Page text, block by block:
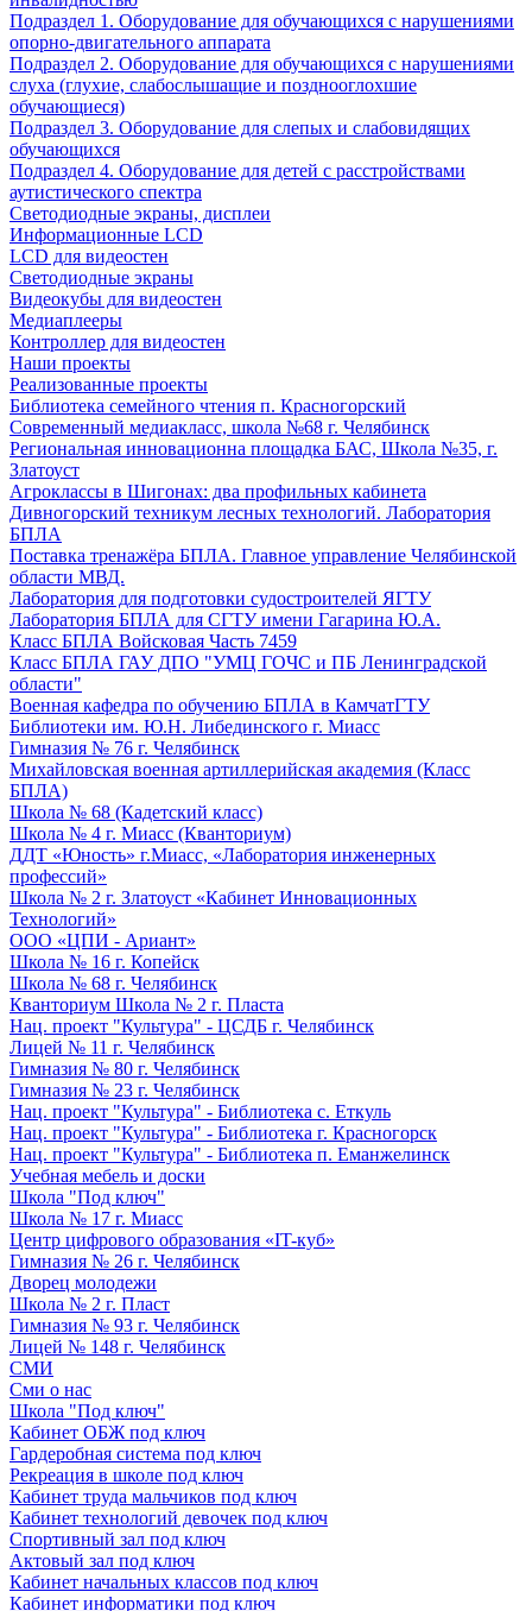
Подраздел 1. Оборудование для обучающихся с нарушениями
опорно-двигательного аппарата
Подраздел 2. Оборудование для обучающихся с нарушениями
слуха (глухие, слабослышащие и позднооглохшие
обучающиеся)
Подраздел 3. Оборудование для слепых и слабовидящих
обучающихся
Подраздел 4. Оборудование для детей с расстройствами
аутистического спектра
Светодиодные экраны, дисплеи
Информационные LCD
LCD для видеостен
Светодиодные экраны
Видеокубы для видеостен
Медиаплееры
Контроллер для видеостен
Наши проекты
Реализованные проекты
Библиотека семейного чтения п. Красногорский
Современный медиакласс, школа №68 г. Челябинск
Региональная инновационна площадка БАС, Школа №35, г.
Златоуст
Агроклассы в Шигонах: два профильных кабинета
Дивногорский техникум лесных технологий. Лаборатория
БПЛА
Поставка тренажёра БПЛА. Главное управление Челябинской
области МВД.
Лаборатория для подготовки судостроителей ЯГТУ
Лаборатория БПЛА для СГТУ имени Гагарина Ю.А.
Класс БПЛА Войсковая Часть 7459
Класс БПЛА ГАУ ДПО "УМЦ ГОЧС и ПБ Ленинградской
области"
Военная кафедра по обучению БПЛА в КамчатГТУ
Библиотеки им. Ю.Н. Либединского г. Миасс
Гимназия № 76 г. Челябинск
Михайловская военная артиллерийская академия (Класс
БПЛА)
Школа № 68 (Кадетский класс)
Школа № 4 г. Миасс (Кванториум)
ДДТ «Юность» г.Миасс, «Лаборатория инженерных
профессий»
Школа № 2 г. Златоуст «Кабинет Инновационных
Технологий»
ООО «ЦПИ - Ариант»
Школа № 16 г. Копейск
Школа № 68 г. Челябинск
Кванториум Школа № 2 г. Пласта
Нац. проект "Культура" - ЦСДБ г. Челябинск
Лицей № 11 г. Челябинск
Гимназия № 80 г. Челябинск
Гимназия № 23 г. Челябинск
Нац. проект "Культура" - Библиотека с. Еткуль
Нац. проект "Культура" - Библиотека г. Красногорск
Нац. проект "Культура" - Библиотека п. Еманжелинск
Учебная мебель и доски
Школа "Под ключ"
Школа № 17 г. Миасс
Центр цифрового образования «IT-куб»
Гимназия № 26 г. Челябинск
Дворец молодежи
Школа № 2 г. Пласт
Гимназия № 93 г. Челябинск
Лицей № 148 г. Челябинск
СМИ
Сми о нас
Школа "Под ключ"
Кабинет ОБЖ под ключ
Гардеробная система под ключ
Рекреация в школе под ключ
Кабинет труда мальчиков под ключ
Кабинет технологий девочек под ключ
Спортивный зал под ключ
Актовый зал под ключ
Кабинет начальных классов под ключ
Кабинет информатики под ключ